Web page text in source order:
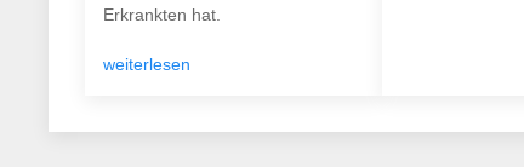
Erkrankten hat.
weiterlesen